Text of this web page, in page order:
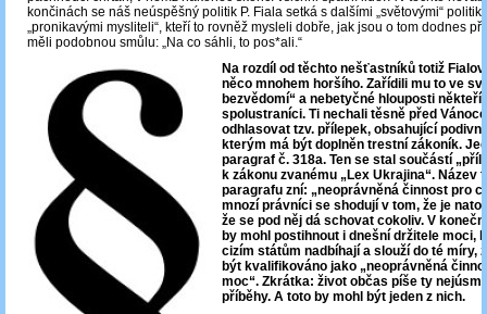
končinách se náš neúspěšný politik P. Fiala setká s dalšími „světovými“
„pronikavými mysliteli“, kteří to rovněž mysleli dobře, jak jsou o tom dodnes
měli podobnou smůlu: „Na co sáhli, to pos*ali.“
Na rozdíl od těchto nešťastníků totiž
něco mnohem horšího. Zařídili mu to ve
bezvědomí“ a nebetyčné hlouposti někteří
spolustraníci. Ti nechali těsně před
odhlasovat tzv. přílepek, obsahující
kterým má být doplněn trestní zákoník.
paragraf č. 318a. Ten se stal součástí
k zákonu zvanému „Lex Ukrajina“. Název
paragrafu zní: „neoprávněná činnost pro
mnozí právníci se shodují v tom, že je
že se pod něj dá schovat cokoliv. V
by mohl postihnout i dnešní držitele moci,
cizím státům nadbíhají a slouží do té míry,
být kvalifikováno jako „neoprávněná
moc“. Zkrátka: život občas píše ty
příběhy. A toto by mohl být jeden z nich.